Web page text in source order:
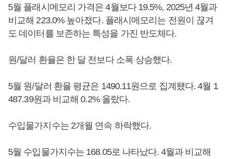
5월 플래시메모리 가격은 4월보다 19.5%, 2025년 4월과
비교해 223.0% 높아졌다. 플래시메모리는 전원이 끊겨
도 데이터를 보존하는 특성을 가진 반도체다.
원/달러 환율은 한 달 전보다 소폭 상승했다.
5월 원/달러 환율 평균은 1490.11원으로 집계됐다. 4월 1
487.39원과 비교해 0.2% 올랐다.
수입물가지수는 2개월 연속 하락했다.
5월 수입물가지수는 168.05로 나타났다. 4월과 비교해